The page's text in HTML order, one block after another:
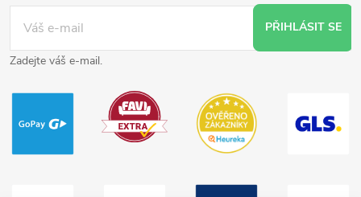
PŘIHLÁSIT SE
Zadejte váš e-mail.